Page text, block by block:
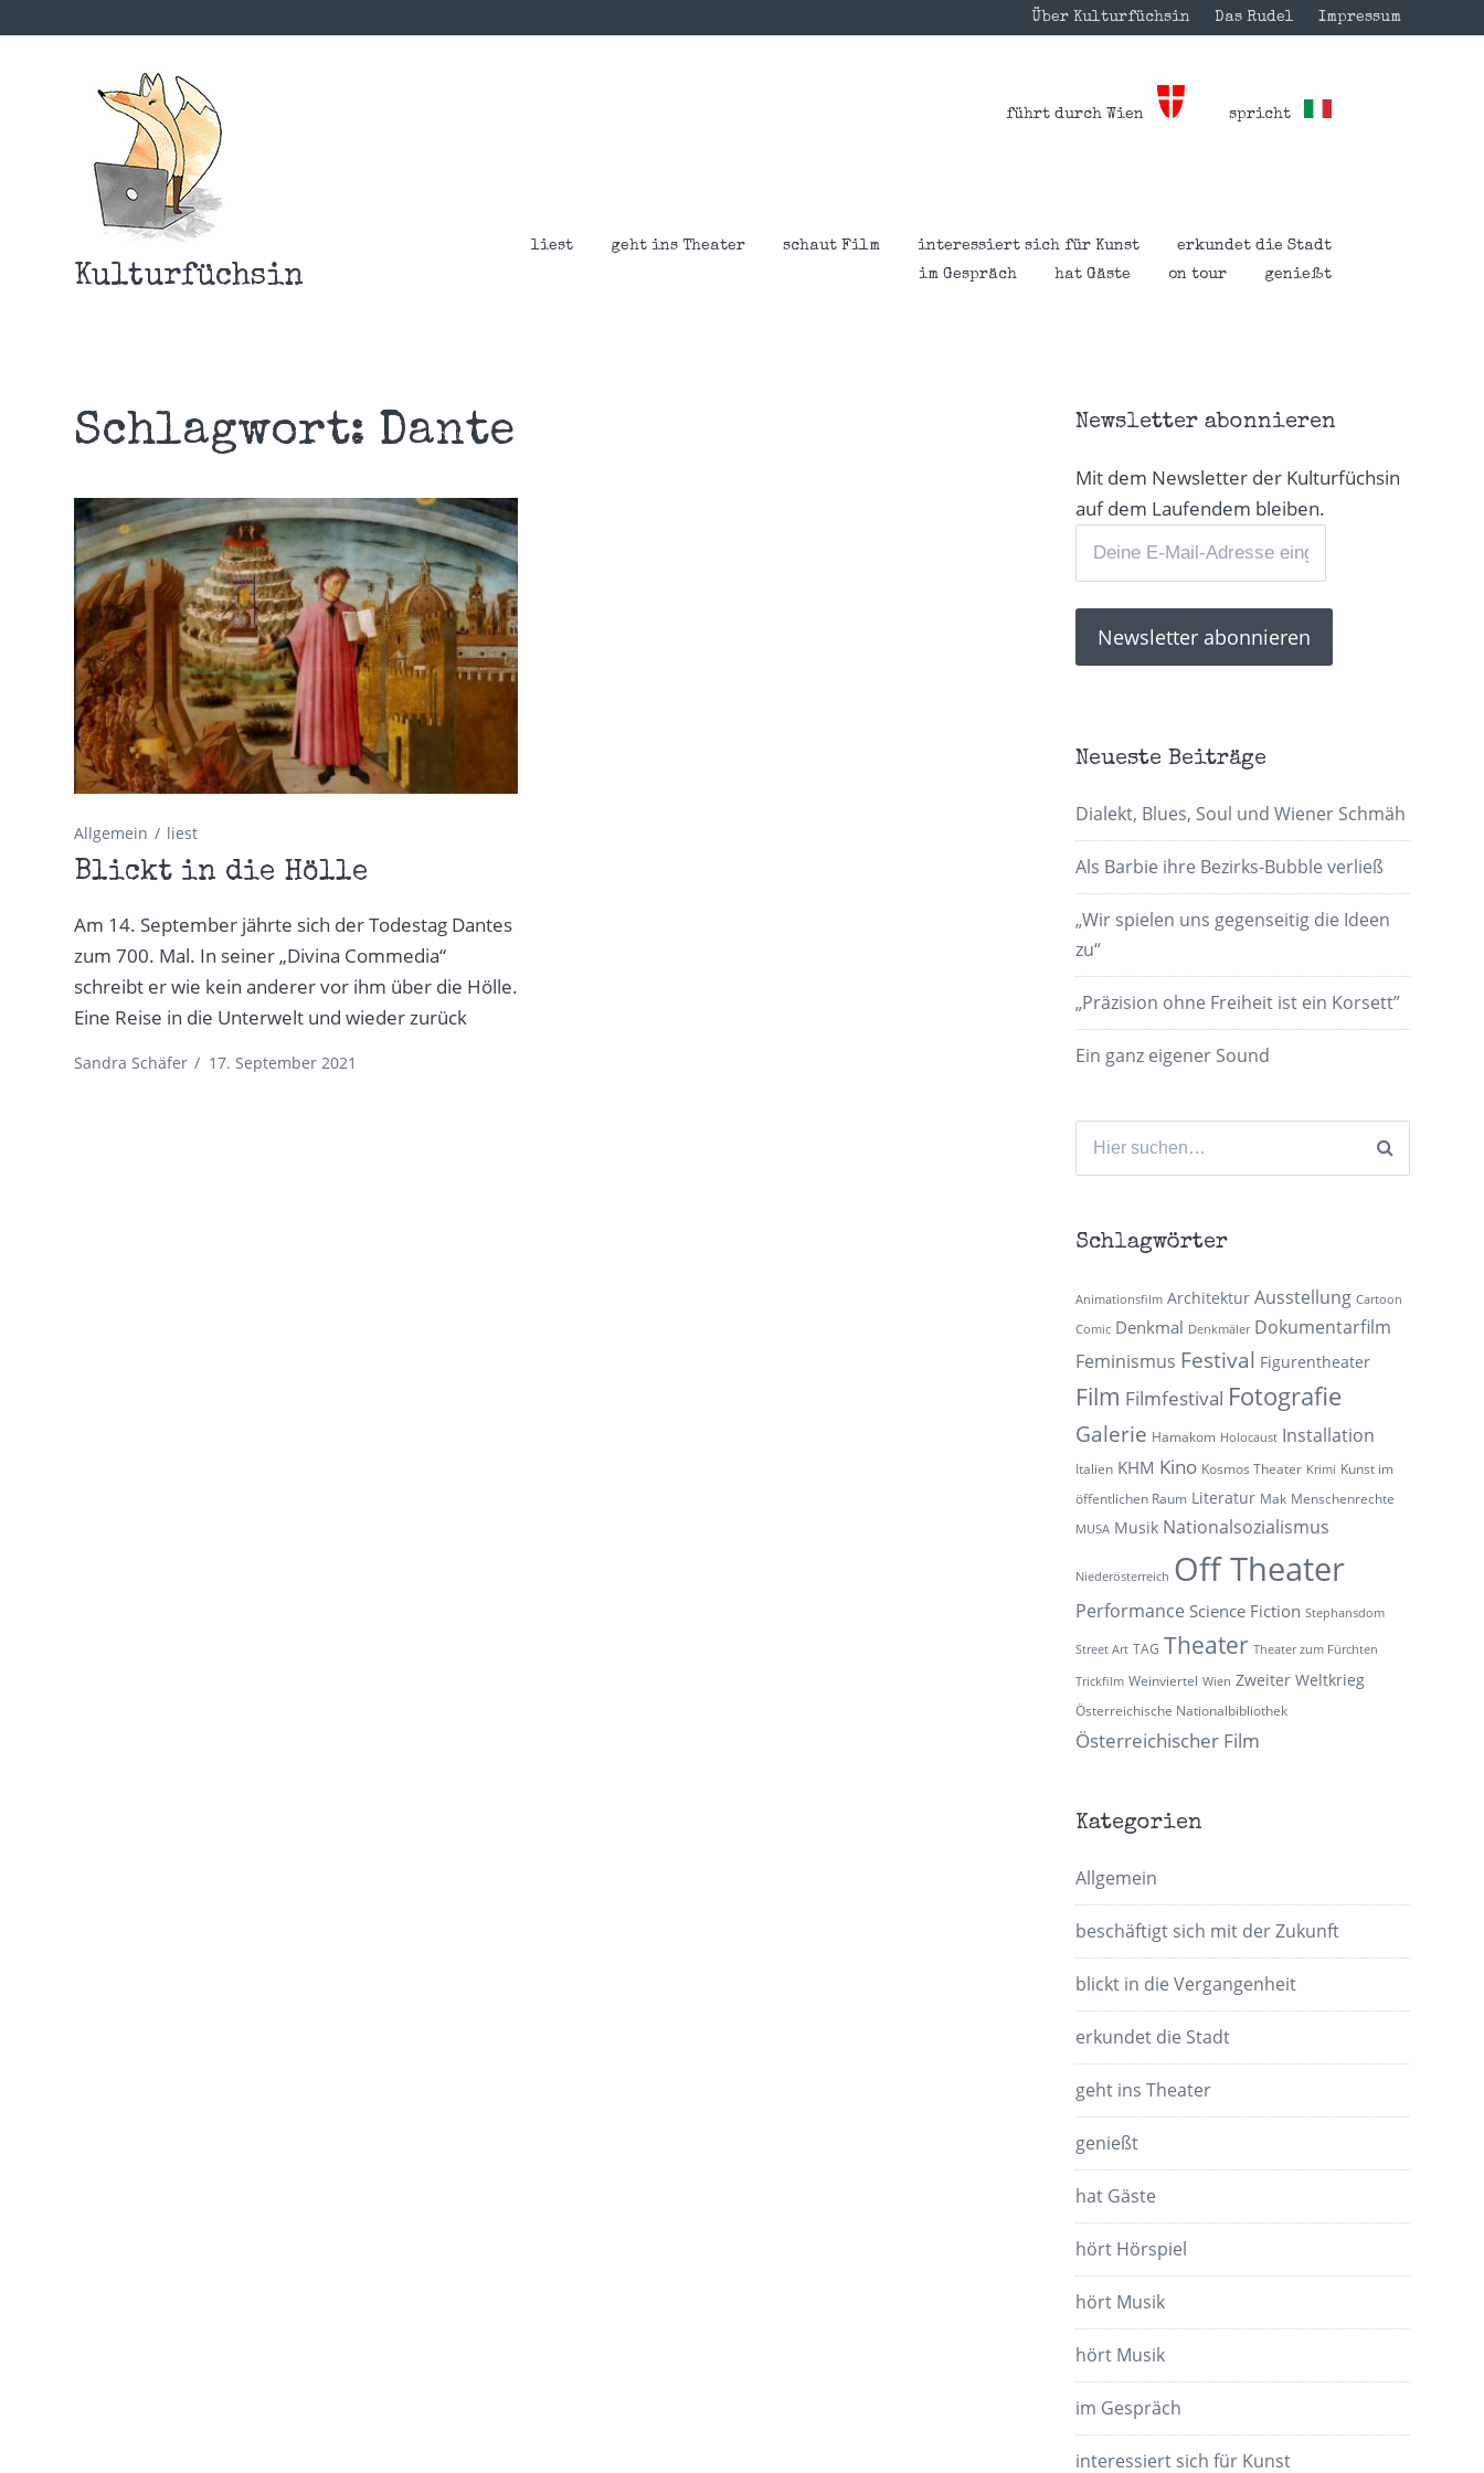
Über Kulturfüchsin Das Rudel Impressum
Kulturfüchsin
führt durch Wien spricht
liest geht ins Theater schaut Film interessiert sich für Kunst
erkundet die Stadt
im Gespräch
hat Gäste on tour genießt
Schlagwort: Dante
Allgemein liest
Blickt in die Hölle
Am 14. September jährte sich der Todestag Dantes
zum 700. Mal. In seiner „Divina Commedia“
schreibt er wie kein anderer vor ihm über die Hölle.
Eine Reise in die Unterwelt und wieder zurück
Sandra Schäfer / 17. September 2021
Newsletter abonnieren
Mit dem Newsletter der Kulturfüchsin
auf dem Laufendem bleiben.
Neueste Beiträge
Dialekt, Blues, Soul und Wiener Schmäh
Als Barbie ihre Bezirks-Bubble verließ
„Wir spielen uns gegenseitig die Ideen
zu“
„Präzision ohne Freiheit ist ein Korsett”
Ein ganz eigener Sound
Suchen
Schlagwörter
Animationsfilm Architektur Ausstellung Cartoon
Comic Denkmal Denkmäler Dokumentarfilm
Feminismus Festival Figurentheater
Film Filmfestival Fotografie
Galerie Hamakom Holocaust Installation
Italien KHM Kino Kosmos Theater Krimi Kunst im
öffentlichen Raum Literatur Mak Menschenrechte
MUSA Musik Nationalsozialismus
Niederösterreich Off Theater
Performance Science Fiction Stephansdom
Street Art TAG Theater Theater zum Fürchten
Trickfilm Weinviertel Wien Zweiter Weltkrieg
Österreichische Nationalbibliothek
Österreichischer Film
Kategorien
Allgemein
beschäftigt sich mit der Zukunft
blickt in die Vergangenheit
erkundet die Stadt
geht ins Theater
genießt
hat Gäste
hört Hörspiel
hört Musik
hört Musik
im Gespräch
interessiert sich für Kunst